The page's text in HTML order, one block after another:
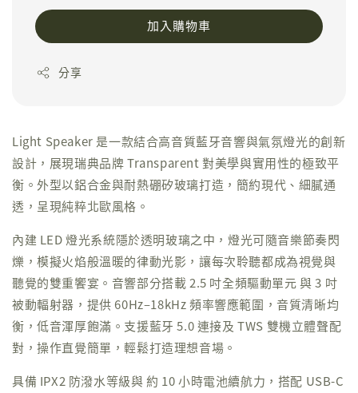
加入購物車
分享
Light Speaker 是一款結合高音質藍牙音響與氣氛燈光的創新
設計，展現瑞典品牌 Transparent 對美學與實用性的極致平
衡。外型以鋁合金與耐熱硼矽玻璃打造，簡約現代、細膩通
透，呈現純粹北歐風格。
內建 LED 燈光系統隱於透明玻璃之中，燈光可隨音樂節奏閃
爍，模擬火焰般溫暖的律動光影，讓每次聆聽都成為視覺與
聽覺的雙重饗宴。音響部分搭載 2.5 吋全頻驅動單元 與 3 吋
被動輻射器，提供 60Hz–18kHz 頻率響應範圍，音質清晰均
衡，低音渾厚飽滿。支援藍牙 5.0 連接及 TWS 雙機立體聲配
對，操作直覺簡單，輕鬆打造理想音場。
具備 IPX2 防潑水等級與 約 10 小時電池續航力，搭配 USB‑C